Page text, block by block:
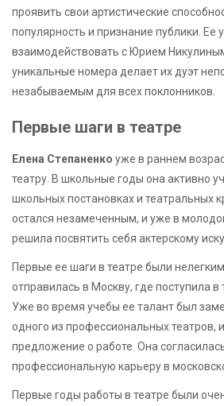
проявить свои артистические
популярность и признание публики. Ее
взаимодействовать с Юрием
уникальные номера делает их дуэт
незабываемым для всех поклонников.
Первые шаги в театре
Елена Степаненко уже в раннем
театру. В школьные годы она активно
школьных постановках и театральных
остался незамеченным, и уже в
решила посвятить себя актерскому
Первые ее шаги в театре были
отправилась в Москву, где поступила в
Уже во время учебы ее талант был
одного из профессиональных театров,
предложение о работе. Она
профессиональную карьеру в
Первые годы работы в театре были